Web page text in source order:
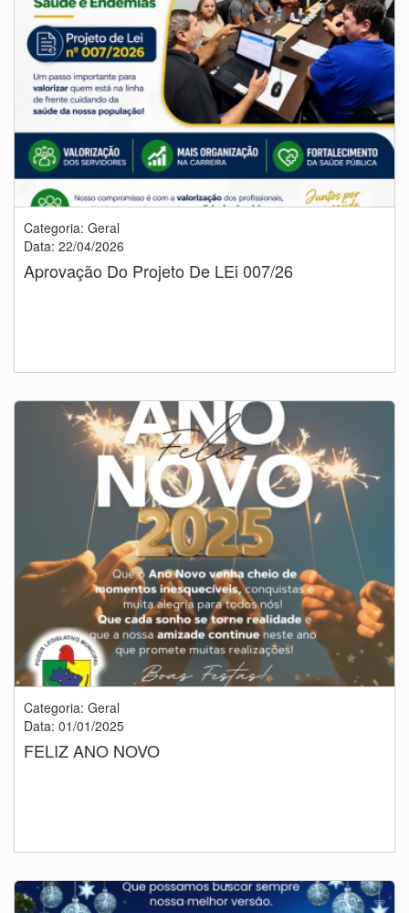
Categoria: Geral
Data: 22/04/2026
Aprovação Do Projeto De LEi 007/26
Categoria: Geral
Data: 01/01/2025
FELIZ ANO NOVO